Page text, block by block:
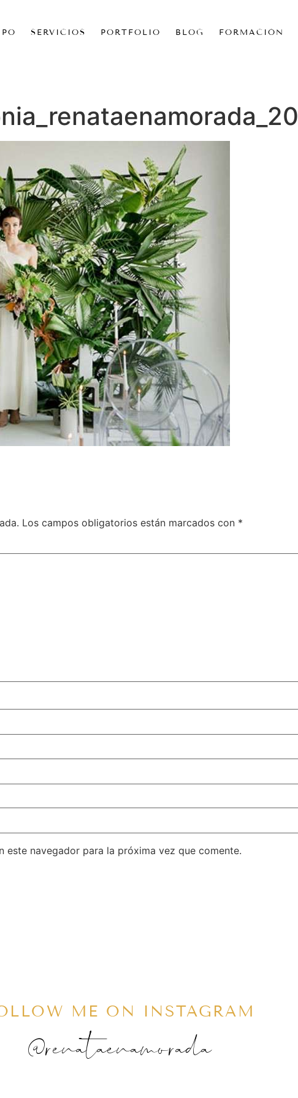
SERVICIOS PORTFOLIO BLOG FORMACIÓN
Los campos obligatorios están marcados con *
navegador para la próxima vez que comente.
ME ON INSTAGRAM
@renataenamorada